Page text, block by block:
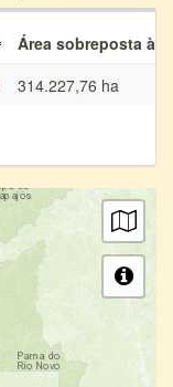
Área sobreposta à
314.227,76 ha